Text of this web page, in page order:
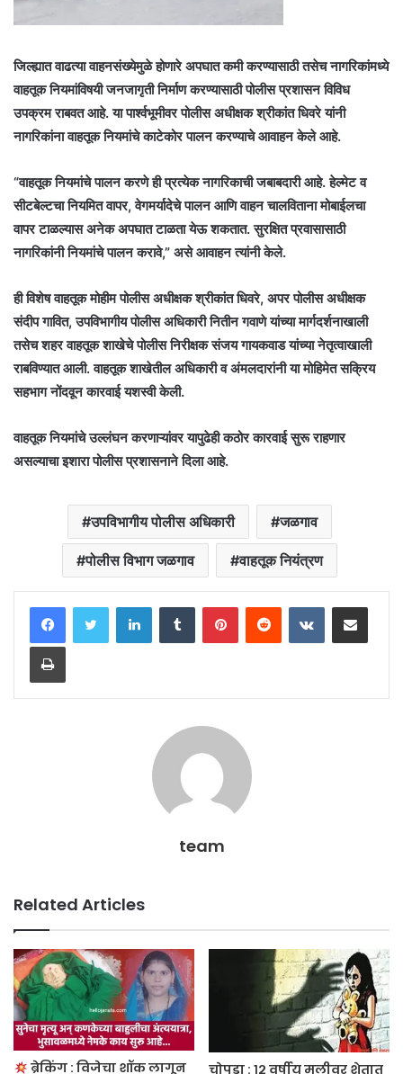
जिल्ह्यात वाढत्या वाहनसंख्येमुळे होणारे अपघात कमी करण्यासाठी तसेच नागरिकांमध्ये
वाहतूक नियमांविषयी जनजागृती निर्माण करण्यासाठी पोलीस प्रशासन विविध
उपक्रम राबवत आहे. या पार्श्वभूमीवर पोलीस अधीक्षक श्रीकांत धिवरे यांनी
नागरिकांना वाहतूक नियमांचे काटेकोर पालन करण्याचे आवाहन केले आहे.
“वाहतूक नियमांचे पालन करणे ही प्रत्येक नागरिकाची जबाबदारी आहे. हेल्मेट व
सीटबेल्टचा नियमित वापर, वेगमर्यादेचे पालन आणि वाहन चालविताना मोबाईलचा
वापर टाळल्यास अनेक अपघात टाळता येऊ शकतात. सुरक्षित प्रवासासाठी
नागरिकांनी नियमांचे पालन करावे,” असे आवाहन त्यांनी केले.
ही विशेष वाहतूक मोहीम पोलीस अधीक्षक श्रीकांत धिवरे, अपर पोलीस अधीक्षक
संदीप गावित, उपविभागीय पोलीस अधिकारी नितीन गवाणे यांच्या मार्गदर्शनाखाली
तसेच शहर वाहतूक शाखेचे पोलीस निरीक्षक संजय गायकवाड यांच्या नेतृत्वाखाली
राबविण्यात आली. वाहतूक शाखेतील अधिकारी व अंमलदारांनी या मोहिमेत सक्रिय
सहभाग नोंदवून कारवाई यशस्वी केली.
वाहतूक नियमांचे उल्लंघन करणाऱ्यांवर यापुढेही कठोर कारवाई सुरू राहणार
असल्याचा इशारा पोलीस प्रशासनाने दिला आहे.
उपविभागीय पोलीस अधिकारी जळगाव
पोलीस विभाग जळगाव वाहतूक नियंत्रण
LinkedInTumblr PinterestReddit VKontakteShare via Email
Print
team
Related Articles
ब्रेकिंग : विजेचा शॉक लागून चोपडा : १२ वर्षीय मुलीवर शेतात